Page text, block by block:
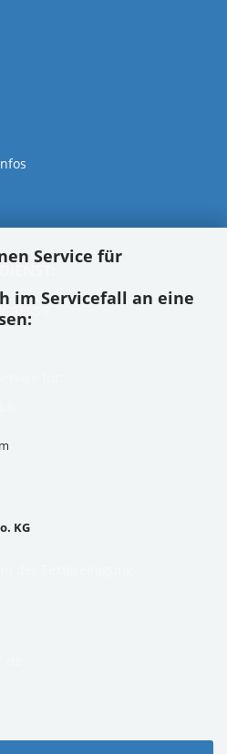
Service für
im Servicefall an eine
KG
für:
der Textilreinigung